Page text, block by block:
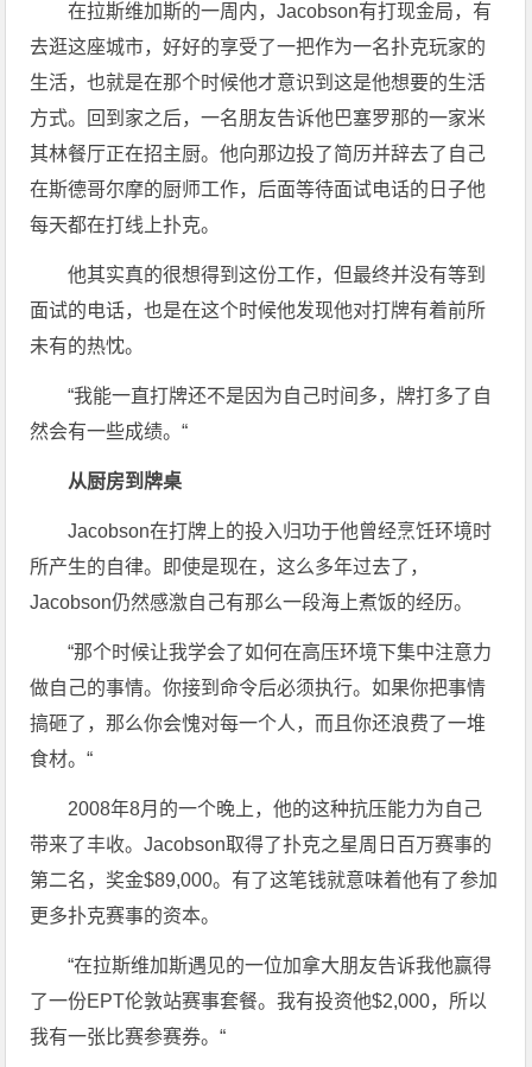
在拉斯维加斯的一周内，Jacobson有打现金局，有
去逛这座城市，好好的享受了一把作为一名扑克玩家的
生活，也就是在那个时候他才意识到这是他想要的生活
方式。回到家之后，一名朋友告诉他巴塞罗那的一家米
其林餐厅正在招主厨。他向那边投了简历并辞去了自己
在斯德哥尔摩的厨师工作，后面等待面试电话的日子他
每天都在打线上扑克。
他其实真的很想得到这份工作，但最终并没有等到
面试的电话，也是在这个时候他发现他对打牌有着前所
未有的热忱。
“我能一直打牌还不是因为自己时间多，牌打多了自
然会有一些成绩。“
从厨房到牌桌
Jacobson在打牌上的投入归功于他曾经烹饪环境时
所产生的自律。即使是现在，这么多年过去了，
Jacobson仍然感激自己有那么一段海上煮饭的经历。
“那个时候让我学会了如何在高压环境下集中注意力
做自己的事情。你接到命令后必须执行。如果你把事情
搞砸了，那么你会愧对每一个人，而且你还浪费了一堆
食材。“
2008年8月的一个晚上，他的这种抗压能力为自己
带来了丰收。Jacobson取得了扑克之星周日百万赛事的
第二名，奖金$89,000。有了这笔钱就意味着他有了参加
更多扑克赛事的资本。
“在拉斯维加斯遇见的一位加拿大朋友告诉我他赢得
了一份EPT伦敦站赛事套餐。我有投资他$2,000，所以
我有一张比赛参赛券。“